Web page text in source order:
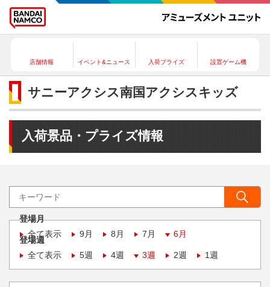
店舗情報 イベント&ニュース 入荷プライズ 設置ゲーム機
サニーアクシス南国アクシスキッズ
入荷景品・プライズ情報
登場月
全て表示
9月 8月 7月 6月
登場週
全て表示
5週 4週 3週 2週 1週